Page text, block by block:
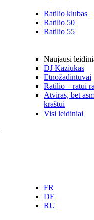
Ratilio klubas
Ratilio 50
Ratilio 55
Naujausi
DJ Kaziukas
Etnožadintuvai
Ratilio – ratui
Atviras, bet
kraštui
Visi leidiniai
FR
DE
RU